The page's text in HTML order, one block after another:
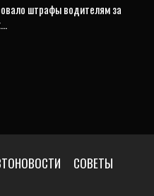
штрафы водителям за
СОВЕТЫ